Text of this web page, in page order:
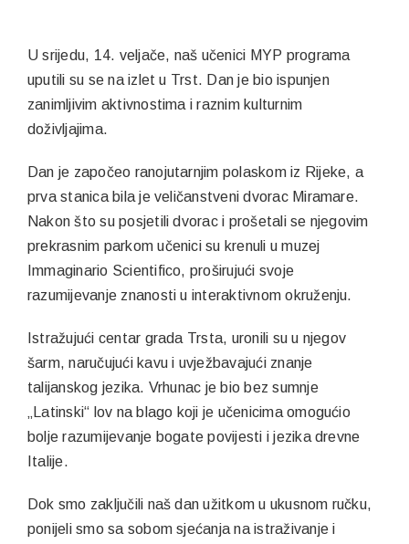
U srijedu, 14. veljače, naš učenici MYP programa
uputili su se na izlet u Trst. Dan je bio ispunjen
zanimljivim aktivnostima i raznim kulturnim
doživljajima.
Dan je započeo ranojutarnjim polaskom iz Rijeke, a
prva stanica bila je veličanstveni dvorac Miramare.
Nakon što su posjetili dvorac i prošetali se njegovim
prekrasnim parkom učenici su krenuli u muzej
Immaginario Scientifico, proširujući svoje
razumijevanje znanosti u interaktivnom okruženju.
Istražujući centar grada Trsta, uronili su u njegov
šarm, naručujući kavu i uvježbavajući znanje
talijanskog jezika. Vrhunac je bio bez sumnje
„Latinski“ lov na blago koji je učenicima omogućio
bolje razumijevanje bogate povijesti i jezika drevne
Italije.
Dok smo zaključili naš dan užitkom u ukusnom ručku,
ponijeli smo sa sobom sjećanja na istraživanje i